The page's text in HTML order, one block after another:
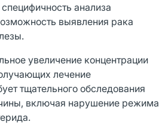
анализа
выявления рака
увеличение концентрации
лечение
тщательного обследования
включая нарушение режима